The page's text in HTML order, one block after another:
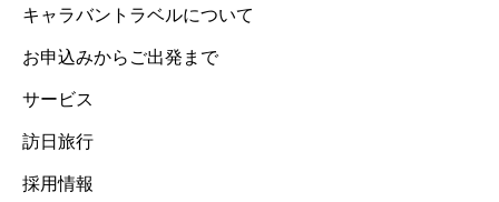
キャラバントラベルについて
お申込みからご出発まで
サービス
訪日旅行
採用情報